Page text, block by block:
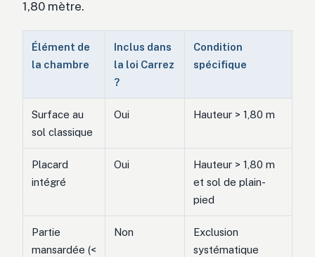
1,80 mètre.
Élément de
la chambre
Inclus dans
la loi Carrez
?
Condition
spécifique
Surface au
sol classique
Oui Hauteur > 1,80 m
Placard
intégré
Oui
Hauteur > 1,80 m
et sol de plain-
pied
Partie
mansardée (<
Non
Exclusion
systématique